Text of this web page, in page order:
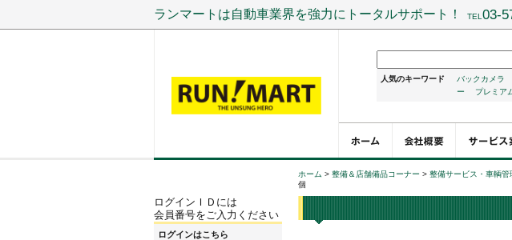
ランマートは自動車業界を強力にトータルサポート！ TEL 03-
人気のキーワード バックカメラ
ー
プレミア
ログインＩＤには
会員番号をご入力ください
ログインはこちら
ホーム > 整備＆店舗備品コーナー > 整備サービス・車輌管
個